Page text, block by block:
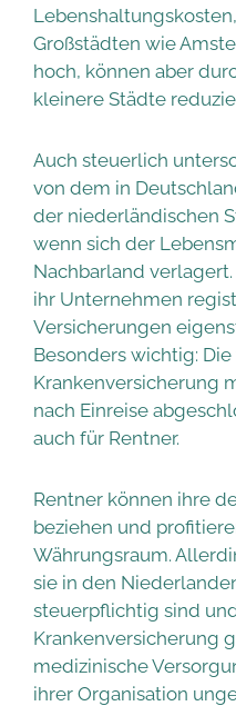
Großstädten wie
hoch, können aber
kleinere Städte
Auch steuerlich
von dem in
der niederländischen
wenn sich der
Nachbarland
ihr Unternehmen
Versicherungen
Besonders wichtig:
Krankenversicherung
nach Einreise
auch für Rentner.
Rentner können ihre
beziehen und
Währungsraum.
sie in den
steuerpflichtig sind
Krankenversicherung
medizinische
ihrer Organisation